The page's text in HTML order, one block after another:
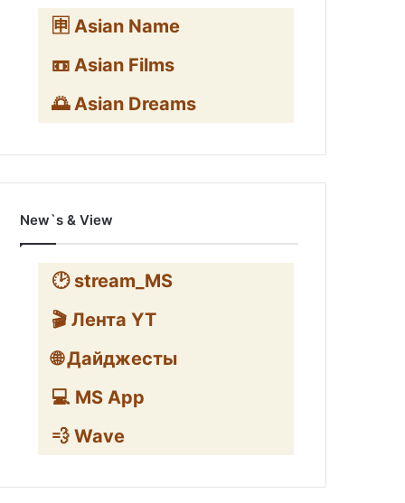
🈸 Asian Name
📼 Asian Films
🌅 Asian Dreams
New`s & View
🕑 stream_MS
🎬 Лента YT
🌐 Дайджесты
💻 MS App
💨 Wave